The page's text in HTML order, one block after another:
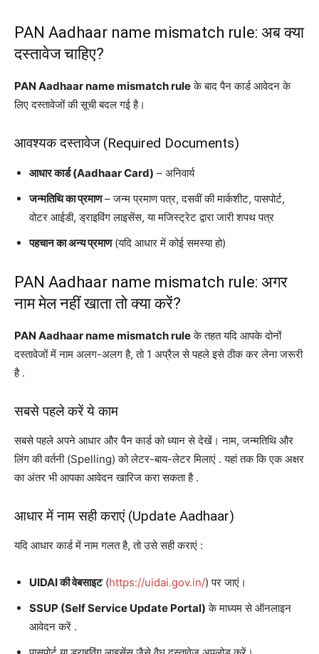
PAN Aadhaar name mismatch rule: अब क्या
दस्तावेज चाहिए?
PAN Aadhaar name mismatch ruleके बाद पैन कार्ड आवेदन के
लिए दस्तावेजों की सूची बदल गई है।
आवश्यक दस्तावेज (Required Documents)
आधार कार्ड (Aadhaar Card) – अनिवार्य
जन्मतिथि का प्रमाण– जन्म प्रमाण पत्र, दसवीं की मार्कशीट, पासपोर्ट,
वोटर आईडी, ड्राइविंग लाइसेंस, या मजिस्ट्रेट द्वारा जारी शपथ पत्र
पहचान का अन्य प्रमाण(यदि आधार में कोई समस्या हो)
PAN Aadhaar name mismatch rule: अगर
नाम मेल नहीं खाता तो क्या करें?
PAN Aadhaar name mismatch ruleके तहत यदि आपके दोनों
दस्तावेजों में नाम अलग-अलग है, तो 1 अप्रैल से पहले इसे ठीक कर लेना जरूरी
है .
सबसे पहले करें ये काम
सबसे पहले अपने आधार और पैन कार्ड को ध्यान से देखें। नाम, जन्मतिथि और
लिंग की वर्तनी (Spelling) को लेटर-बाय-लेटर मिलाएं . यहां तक कि एक अक्षर
का अंतर भी आपका आवेदन खारिज करा सकता है .
आधार में नाम सही कराएं (Update Aadhaar)
यदि आधार कार्ड में नाम गलत है, तो उसे सही कराएं :
UIDAI की वेबसाइट(https://uidai.gov.in/) पर जाएं।
SSUP (Self Service Update Portal) के माध्यम से ऑनलाइन
आवेदन करें .